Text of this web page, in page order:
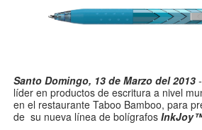
Santo Domingo, 13 de Marzo del 2013 -
líder en productos de escritura a nivel
en el restaurante Taboo Bamboo, para
de su nueva línea de bolígrafos InkJoy